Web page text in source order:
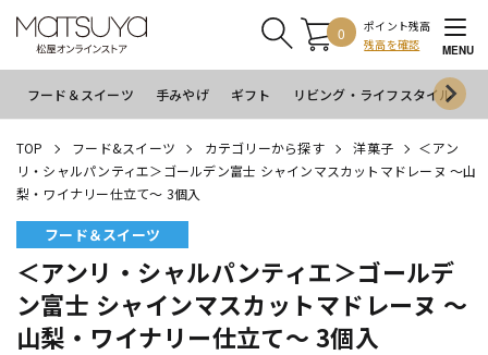
0
ポイント残高
残高を確認
MENU
フード＆スイーツ 手みやげ ギフト リビング・ライフスタイル
TOP フード&スイーツ カテゴリーから探す 洋菓子
＜アン
リ・シャルパンティエ＞ゴールデン富士 シャインマスカットマドレーヌ ～山
梨・ワイナリー仕立て～ 3個入
フード＆スイーツ
＜アンリ・シャルパンティエ＞ゴールデ
ン富士 シャインマスカットマドレーヌ ～
山梨・ワイナリー仕立て～ 3個入